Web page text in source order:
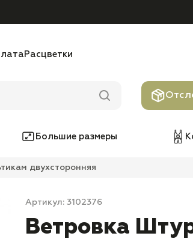
Расцветки
Большие размеры
двухсторонняя
Артикул: 3102376
Ветровка